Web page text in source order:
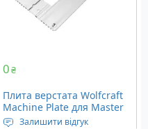
0₴
Плита верстата Wolfcraft
Machine Plate для Master
cut 2200/2600 (6899000)
Залишити відгук